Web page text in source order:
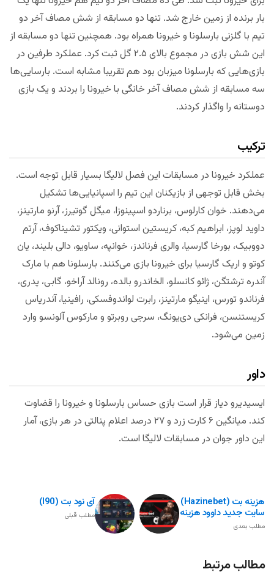
بار برنده از زمین خارج شد. تنها دو مسابقه از شش مصاف آخر دو
تیم با گلزنی بارسلونا و خیرونا همراه بود. همچنین تنها دو مسابقه از
این شش بازی در مجموع بالای ۲.۵ گل ثبت کرد. عملکرد طرفین در
بازی‌هایی که بارسلونا میزبان بود هم تقریبا مشابه است. بارسایی‌ها
سه مسابقه از شش مصاف آخر خانگی با خیرونا را بردند و یک بازی
دوستانه را واگذار کردند.
ترکیب
عملکرد خیرونا در مسابقات این فصل لالیگا بسیار قابل توجه است.
بخش قابل توجهی از بازیکنان این تیم را اسپانیایی‌ها تشکیل
می‌دهند. خوان کارلوس، برناردو اسپینوزا، میگل گوتیرز، آرنو مارتینز،
داوید لوپز، ابراهیم کبه، کریستین استوانی، ویکتور تشیناکوف، آرتم
دووبیک، بورخا گارسیا، والری فرناندز، خوانپه، ساویو، دالی بلیند، یان
کوتو و اریک گارسیا برای خیرونا بازی می‌کنند. بارسلونا هم با مارک
آندره ترشتگن، ژائو کانسلو، الخاندرو بالده، رونالد آراخو، گابی، پدری،
فرناندو تورس، اینیگو مارتینز، رابرت لواندوفسکی، رافینیا، آندریاس
کریستنسن، فرانکی دی‌یونگ، سرجی روبرتو و مارکوس آلونسو وارد
زمین می‌شود.
داور
ایسیدیرو دیاز قرار است بازی حساس بارسلونا و خیرونا را قضاوت
کند. میانگین ۶ کارت زرد و ۲۷ درصد اعلام پنالتی در هر بازی، آمار
این داور جوان در مسابقات لالیگا است.
آی نود بت (i90)
مطلب قبلی
هزینه بت (Hazinebet)
سایت جدید داوود هزینه
مطلب بعدی
مطالب مرتبط